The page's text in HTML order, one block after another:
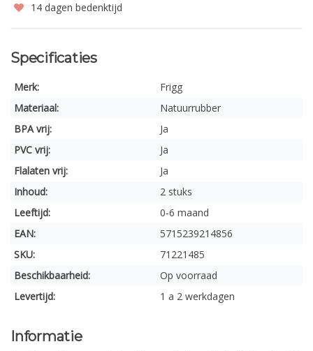
14 dagen bedenktijd
Specificaties
Merk:
Frigg
Materiaal:
Natuurrubber
BPA vrij:
Ja
PVC vrij:
Ja
Flalaten vrij:
Ja
Inhoud:
2 stuks
Leeftijd:
0-6 maand
EAN:
5715239214856
SKU:
71221485
Beschikbaarheid:
Op voorraad
Levertijd:
1 a 2 werkdagen
Informatie